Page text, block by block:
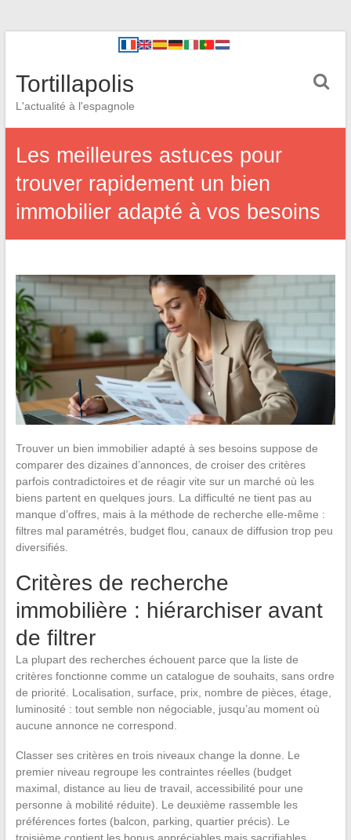
Tortillapolis
L'actualité à l'espagnole
Les meilleures astuces pour
trouver rapidement un bien
immobilier adapté à vos besoins
Trouver un bien immobilier adapté à ses besoins suppose de
comparer des dizaines d’annonces, de croiser des critères
parfois contradictoires et de réagir vite sur un marché où les
biens partent en quelques jours. La difficulté ne tient pas au
manque d’offres, mais à la méthode de recherche elle-même :
filtres mal paramétrés, budget flou, canaux de diffusion trop peu
diversifiés.
Critères de recherche
immobilière : hiérarchiser avant
de filtrer
La plupart des recherches échouent parce que la liste de
critères fonctionne comme un catalogue de souhaits, sans ordre
de priorité. Localisation, surface, prix, nombre de pièces, étage,
luminosité : tout semble non négociable, jusqu’au moment où
aucune annonce ne correspond.
Classer ses critères en trois niveaux change la donne. Le
premier niveau regroupe les contraintes réelles (budget
maximal, distance au lieu de travail, accessibilité pour une
personne à mobilité réduite). Le deuxième rassemble les
préférences fortes (balcon, parking, quartier précis). Le